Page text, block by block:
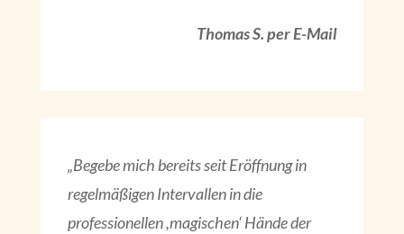
Thomas S. per E-Mail
„Begebe mich bereits seit Eröffnung in
regelmäßigen Intervallen in die
professionellen ,magischen‘ Hände der